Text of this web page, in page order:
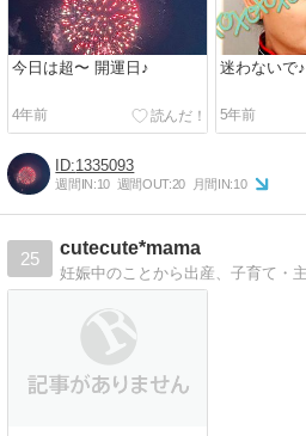
今日は超〜 開運日♪
4年前
迷わないで♪
5年前
1335093
週間IN:10 週間OUT:20 月間IN:10
25
cutecute*mama